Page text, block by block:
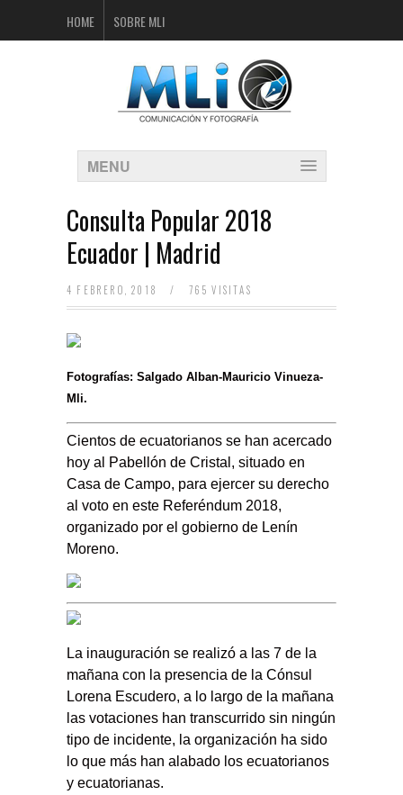
HOME SOBRE MLI
MENU
Consulta Popular 2018
Ecuador | Madrid
4 FEBRERO, 2018 / 765 VISITAS
Fotografías: Salgado Alban-Mauricio Vinueza-
Mli.
Cientos de ecuatorianos se han acercado
hoy al Pabellón de Cristal, situado en
Casa de Campo, para ejercer su derecho
al voto en este Referéndum 2018,
organizado por el gobierno de Lenín
Moreno.
La inauguración se realizó a las 7 de la
mañana con la presencia de la Cónsul
Lorena Escudero, a lo largo de la mañana
las votaciones han transcurrido sin ningún
tipo de incidente, la organización ha sido
lo que más han alabado los ecuatorianos
y ecuatorianas.